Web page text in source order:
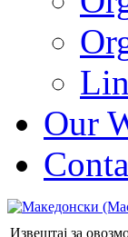
Our
Извештај за